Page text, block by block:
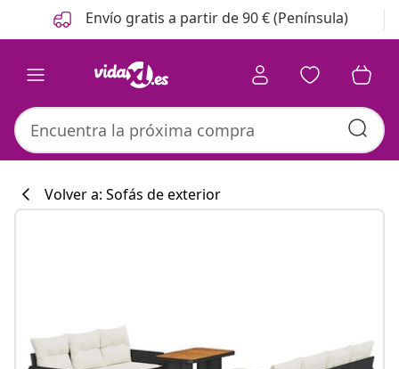
Anterior
Siguiente Envío gratis a partir de 90 € (Península)
#sharemevidaxl
Volver a: Sofás de exterior